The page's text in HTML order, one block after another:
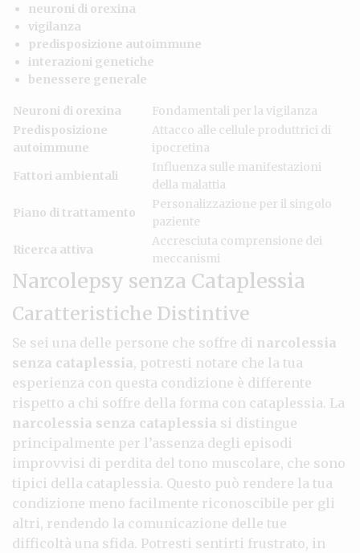
neuroni di orexina
vigilanza
predisposizione autoimmune
interazioni genetiche
benessere generale
Neuroni di orexina
Fondamentali per la vigilanza
Predisposizione
autoimmune
Attacco alle cellule produttrici di
ipocretina
Fattori ambientali
Influenza sulle manifestazioni
della malattia
Piano di trattamento
Personalizzazione per il singolo
paziente
Ricerca attiva
Accresciuta comprensione dei
meccanismi
Narcolepsy senza Cataplessia
Caratteristiche Distintive
Se sei una delle persone che soffre di narcolessia
senza cataplessia, potresti notare che la tua
esperienza con questa condizione è differente
rispetto a chi soffre della forma con cataplessia. La
narcolessia senza cataplessia si distingue
principalmente per l’assenza degli episodi
improvvisi di perdita del tono muscolare, che sono
tipici della cataplessia. Questo può rendere la tua
condizione meno facilmente riconoscibile per gli
altri, rendendo la comunicazione delle tue
difficoltà una sfida. Potresti sentirti frustrato, in